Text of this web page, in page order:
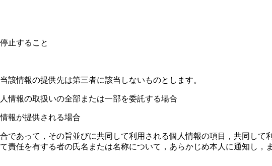
止すること
該情報の提供先は第三者に該当しないものとします。
情報の取扱いの全部または一部を委託する場合
報が提供される場合
であって，その旨並びに共同して利用される個人情報の項目，共同して
責任を有する者の氏名または名称について，あらかじめ本人に通知し，